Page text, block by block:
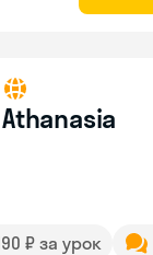
Athanasia
₽ за урок